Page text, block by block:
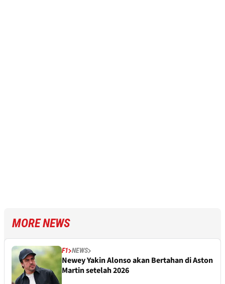
MORE NEWS
F1 NEWS
Newey Yakin Alonso akan Bertahan di Aston
Martin setelah 2026